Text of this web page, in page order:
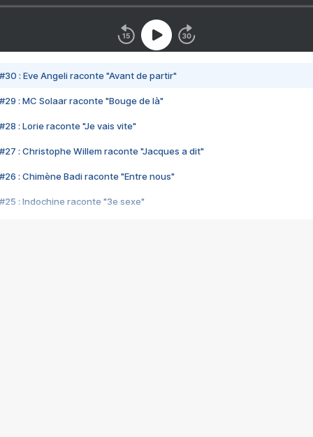
#30 : Eve Angeli raconte "Avant de partir"
#29 : MC Solaar raconte "Bouge de là"
#28 : Lorie raconte "Je vais vite"
#27 : Christophe Willem raconte "Jacques a dit"
#26 : Chimène Badi raconte "Entre nous"
#25 : Indochine raconte "3e sexe"